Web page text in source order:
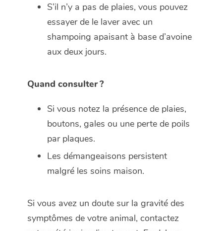
S’il n’y a pas de plaies, vous pouvez
essayer de le laver avec un
shampoing apaisant à base d’avoine
aux deux jours.
Quand consulter ?
Si vous notez la présence de plaies,
boutons, gales ou une perte de poils
par plaques.
Les démangeaisons persistent
malgré les soins maison.
Si vous avez un doute sur la gravité des
symptômes de votre animal, contactez